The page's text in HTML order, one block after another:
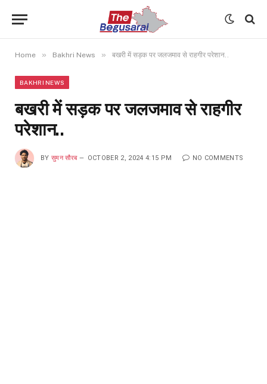
Home » Bakhri News » बखरी में सड़क पर जलजमाव से राहगीर परेशान..
BAKHRI NEWS
बखरी में सड़क पर जलजमाव से राहगीर
परेशान..
BY सुमन सौरब OCTOBER 2, 2024 4:15 PM NO COMMENTS